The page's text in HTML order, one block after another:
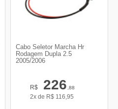
Cabo Seletor Marcha Hr
Rodagem Dupla 2.5
2005/2006
R$ 226,88
2x de R$ 116,95